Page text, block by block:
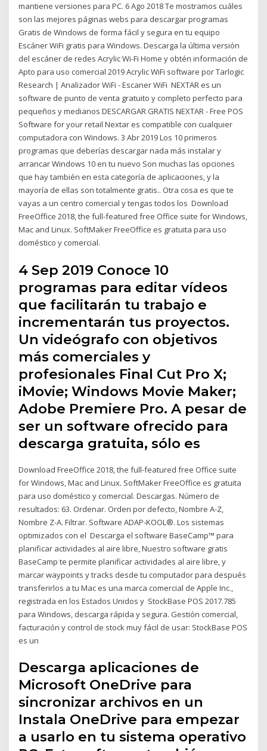
mantiene versiones para PC. 6 Ago 2018 Te mostramos cuáles
son las mejores páginas webs para descargar programas
Gratis de Windows de forma fácil y segura en tu equipo
Escáner WiFi gratis para Windows. Descarga la última versión
del escáner de redes Acrylic Wi-Fi Home y obtén información de
Apto para uso comercial 2019 Acrylic WiFi software por Tarlogic
Research | Analizador WiFi - Escaner WiFi NEXTAR es un
software de punto de venta gratuito y completo perfecto para
pequeños y medianos DESCARGAR GRATIS NEXTAR - Free POS
Software for your retail Nextar es compatible con cualquier
computadora con Windows. 3 Abr 2019 Los 10 primeros
programas que deberías descargar nada más instalar y
arrancar Windows 10 en tu nuevo Son muchas las opciones
que hay también en esta categoría de aplicaciones, y la
mayoría de ellas son totalmente gratis.. Otra cosa es que te
vayas a un centro comercial y tengas todos los Download
FreeOffice 2018, the full-featured free Office suite for Windows,
Mac and Linux. SoftMaker FreeOffice es gratuita para uso
doméstico y comercial.
4 Sep 2019 Conoce 10
programas para editar vídeos
que facilitarán tu trabajo e
incrementarán tus proyectos.
Un videógrafo con objetivos
más comerciales y
profesionales Final Cut Pro X;
iMovie; Windows Movie Maker;
Adobe Premiere Pro. A pesar de
ser un software ofrecido para
descarga gratuita, sólo es
Download FreeOffice 2018, the full-featured free Office suite
for Windows, Mac and Linux. SoftMaker FreeOffice es gratuita
para uso doméstico y comercial. Descargas. Número de
resultados: 63. Ordenar. Orden por defecto, Nombre A-Z,
Nombre Z-A. Filtrar. Software ADAP-KOOL®. Los sistemas
optimizados con el Descarga el software BaseCamp™ para
planificar actividades al aire libre, Nuestro software gratis
BaseCamp te permite planificar actividades al aire libre, y
marcar waypoints y tracks desde tu computador para después
transferirlos a tu Mac es una marca comercial de Apple Inc.,
registrada en los Estados Unidos y StockBase POS 2017.785
para Windows, descarga rápida y segura. Gestión comercial,
facturación y control de stock muy fácil de usar: StockBase POS
es un
Descarga aplicaciones de
Microsoft OneDrive para
sincronizar archivos en un
Instala OneDrive para empezar
a usarlo en tu sistema operativo